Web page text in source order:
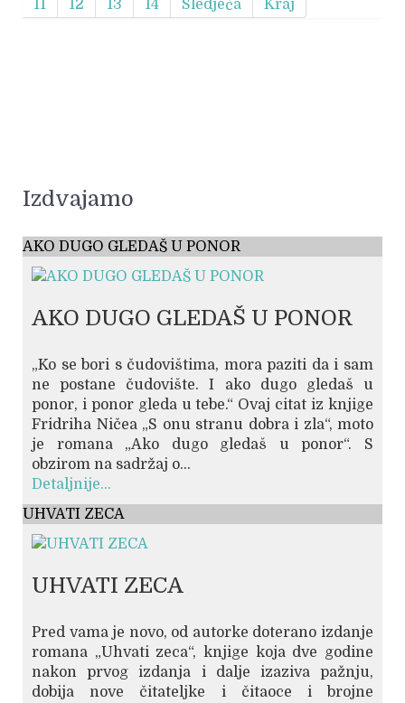
11
12 13 14 Sledjeća Kraj
Izdvajamo
AKO DUGO GLEDAŠ U PONOR
AKO DUGO GLEDAŠ U PONOR
„Ko se bori s čudovištima, mora paziti da i sam
ne postane čudovište. I ako dugo gledaš u
ponor, i ponor gleda u tebe.“ Ovaj citat iz knjige
Fridriha Ničea „S onu stranu dobra i zla“, moto
je romana „Ako dugo gledaš u ponor“. S
obzirom na sadržaj o...
Detaljnije...
UHVATI ZECA
UHVATI ZECA
Pred vama je novo, od autorke doterano izdanje
romana „Uhvati zeca“, knjige koja dve godine
nakon prvog izdanja i dalje izaziva pažnju,
dobija nove čitateljke i čitaoce i brojne